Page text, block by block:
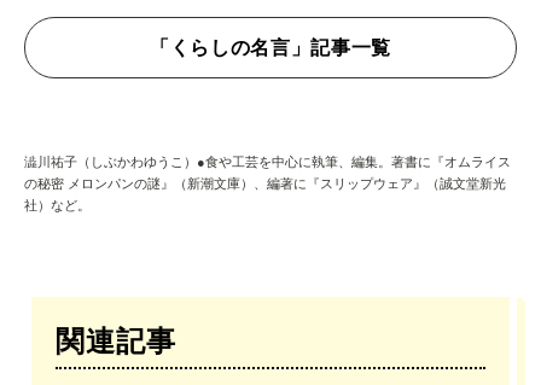
「くらしの名言」記事一覧
澁川祐子（しぶかわゆうこ）●食や工芸を中心に執筆、編集。著書に『オムライス
の秘密 メロンパンの謎』（新潮文庫）、編著に『スリップウェア』（誠文堂新光
社）など。
関連記事